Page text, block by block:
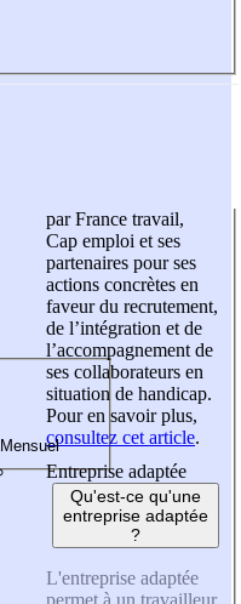
par France travail,
Cap emploi et ses
partenaires pour ses
actions concrètes en
faveur du recrutement,
de l’intégration et de
l’accompagnement de
ses collaborateurs en
situation de handicap.
Pour en savoir plus,
consultez cet article.
Entreprise adaptée
Qu'est-ce qu'une
entreprise adaptée
?
L'entreprise adaptée
permet à un travailleur